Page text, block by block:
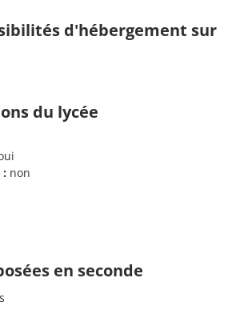
d'hébergement sur
du lycée
non
en seconde